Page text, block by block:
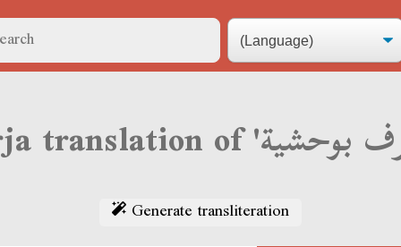
Generate transliteration